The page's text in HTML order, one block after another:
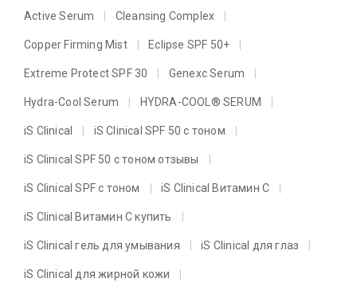
Active Serum Cleansing Complex
Copper Firming Mist Eclipse SPF 50+
Extreme Protect SPF 30 Genexc Serum
Hydra-Cool Serum HYDRA-COOL® SERUM
iS Clinical iS Clinical SPF 50 с тоном
iS Clinical SPF 50 с тоном отзывы
iS Clinical SPF с тоном iS Clinical Витамин C
iS Clinical Витамин C купить
iS Clinical гель для умывания iS Clinical для глаз
iS Clinical для жирной кожи